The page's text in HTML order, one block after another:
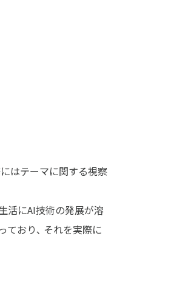
はテーマに関する視察
活にAI技術の発展が溶
ており､ それを実際に